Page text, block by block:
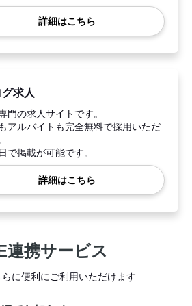
詳細はこちら
求人
門の求人サイトです。
アルバイトも完全無料で採用いただ
で掲載が可能です。
詳細はこちら
連携サービス
に便利にご利用いただけます